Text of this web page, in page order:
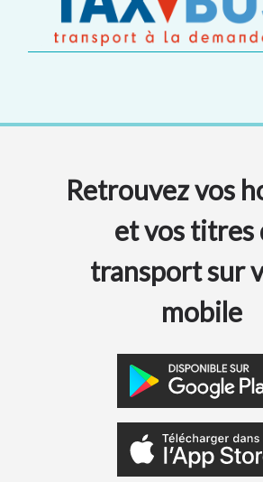
Retrouvez vos
et vos titres
transport sur
mobile